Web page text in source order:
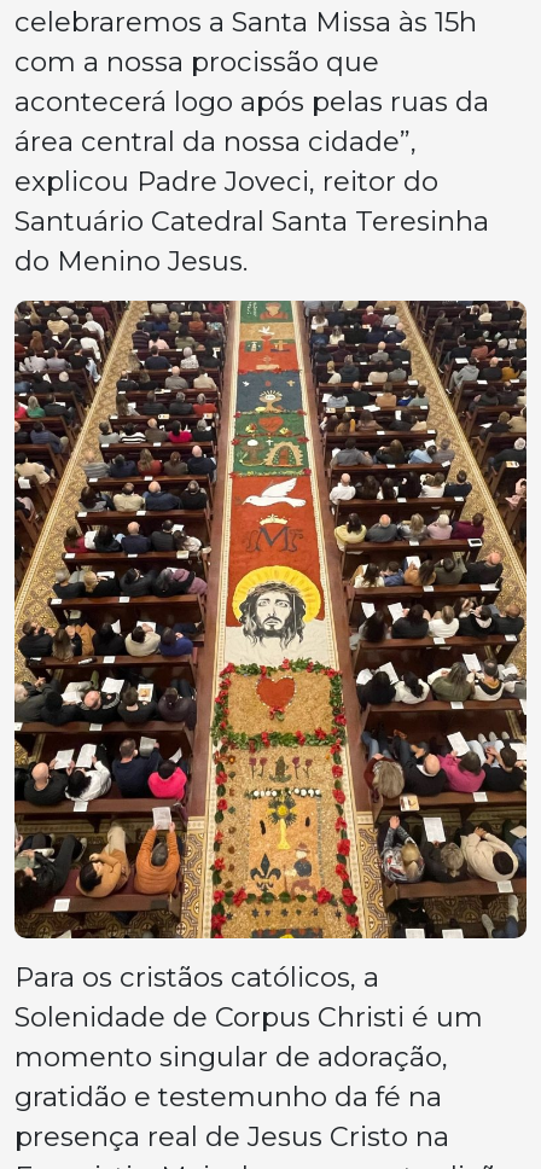
celebraremos a Santa Missa às 15h
com a nossa procissão que
acontecerá logo após pelas ruas da
área central da nossa cidade”,
explicou Padre Joveci, reitor do
Santuário Catedral Santa Teresinha
do Menino Jesus.
Para os cristãos católicos, a
Solenidade de Corpus Christi é um
momento singular de adoração,
gratidão e testemunho da fé na
presença real de Jesus Cristo na